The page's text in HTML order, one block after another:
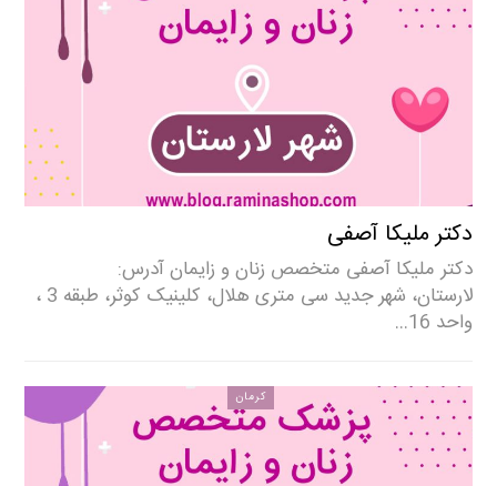
دکتر ملیکا آصفی
دکتر ملیکا آصفی متخصص زنان و زایمان آدرس:
لارستان، شهر جدید سی متری هلال، کلینیک کوثر، طبقه 3 ،
واحد 16…
کرمان